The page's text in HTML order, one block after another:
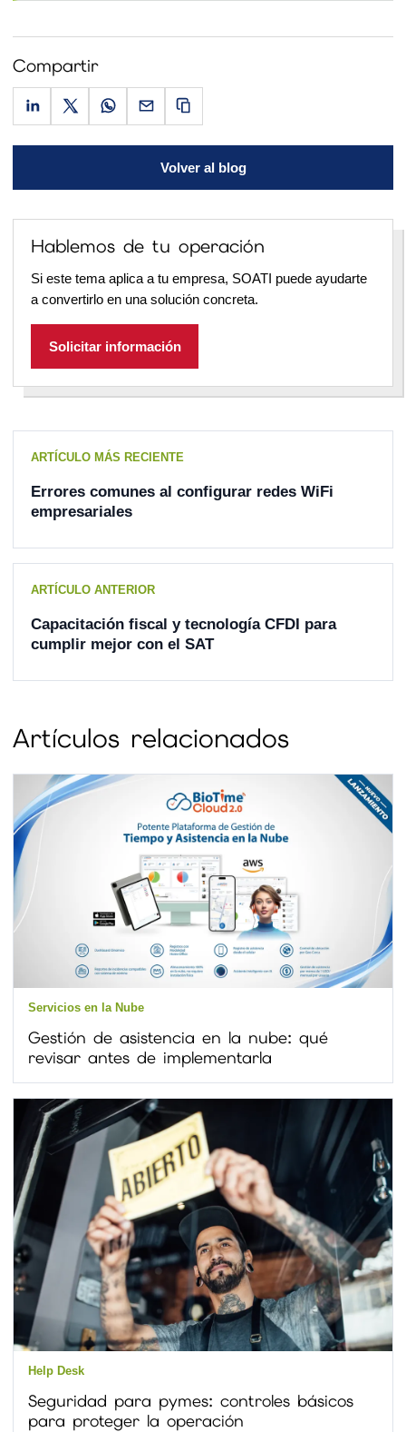
Compartir
Volver al blog
Hablemos de tu operación
Si este tema aplica a tu empresa, SOATI puede ayudarte
a convertirlo en una solución concreta.
Solicitar información
ARTÍCULO MÁS RECIENTE
Errores comunes al configurar redes WiFi
empresariales
ARTÍCULO ANTERIOR
Capacitación fiscal y tecnología CFDI para
cumplir mejor con el SAT
Artículos relacionados
Servicios en la Nube
Gestión de asistencia en la nube: qué
revisar antes de implementarla
Help Desk
Seguridad para pymes: controles básicos
para proteger la operación